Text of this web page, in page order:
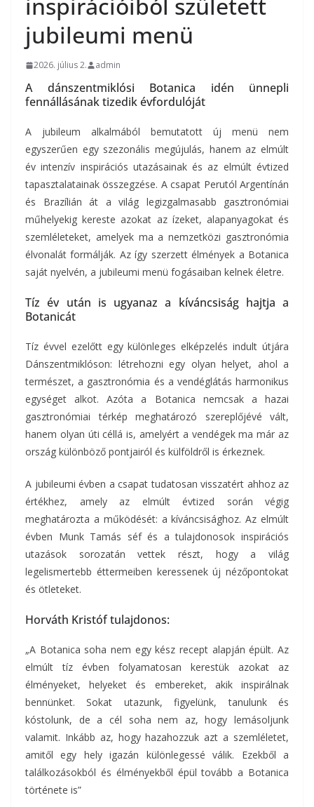
jubileumi menü
2026. július 2. admin
A dánszentmiklósi Botanica idén ünnepli
fennállásának tizedik évfordulóját
A jubileum alkalmából bemutatott új menü nem
egyszerűen egy szezonális megújulás, hanem az elmúlt
év intenzív inspirációs utazásainak és az elmúlt évtized
tapasztalatainak összegzése. A csapat Perutól Argentínán
és Brazílián át a világ legizgalmasabb gasztronómiai
műhelyekig kereste azokat az ízeket, alapanyagokat és
szemléleteket, amelyek ma a nemzetközi gasztronómia
élvonalát formálják. Az így szerzett élmények a Botanica
saját nyelvén, a jubileumi menü fogásaiban kelnek életre.
Tíz év után is ugyanaz a kíváncsiság hajtja a
Botanicát
Tíz évvel ezelőtt egy különleges elképzelés indult útjára
Dánszentmiklóson: létrehozni egy olyan helyet, ahol a
természet, a gasztronómia és a vendéglátás harmonikus
egységet alkot. Azóta a Botanica nemcsak a hazai
gasztronómiai térkép meghatározó szereplőjévé vált,
hanem olyan úti céllá is, amelyért a vendégek ma már az
ország különböző pontjairól és külföldről is érkeznek.
A jubileumi évben a csapat tudatosan visszatért ahhoz az
értékhez, amely az elmúlt évtized során végig
meghatározta a működését: a kíváncsisághoz. Az elmúlt
évben Munk Tamás séf és a tulajdonosok inspirációs
utazások sorozatán vettek részt, hogy a világ
legelismertebb éttermeiben keressenek új nézőpontokat
és ötleteket.
Horváth Kristóf tulajdonos:
„A Botanica soha nem egy kész recept alapján épült. Az
elmúlt tíz évben folyamatosan kerestük azokat az
élményeket, helyeket és embereket, akik inspirálnak
bennünket. Sokat utazunk, figyelünk, tanulunk és
kóstolunk, de a cél soha nem az, hogy lemásoljunk
valamit. Inkább az, hogy hazahozzuk azt a szemléletet,
amitől egy hely igazán különlegessé válik. Ezekből a
találkozásokból és élményekből épül tovább a Botanica
története is”